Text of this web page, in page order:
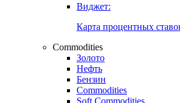
Виджет:
Карта процентных
Commodities
Золото
Нефть
Бензин
Commodities
Soft Commodities